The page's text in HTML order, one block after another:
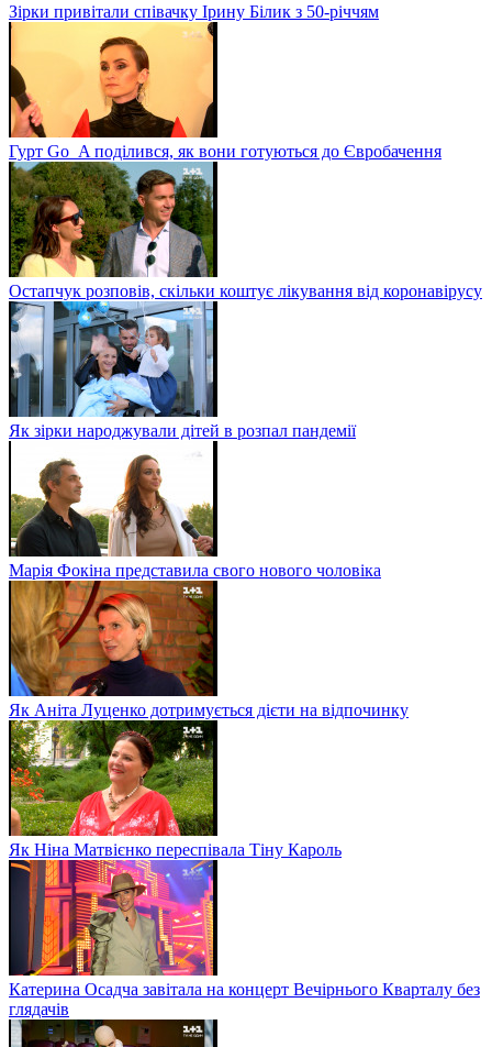
Зірки привітали співачку Ірину Білик з 50-річчям
Гурт Go_A поділився, як вони готуються до Євробачення
Остапчук розповів, скільки коштує лікування від коронавірусу
Як зірки народжували дітей в розпал пандемії
Марія Фокіна представила свого нового чоловіка
Як Аніта Луценко дотримується дієти на відпочинку
Як Ніна Матвієнко переспівала Тіну Кароль
Катерина Осадча завітала на концерт Вечірнього Кварталу без
глядачів